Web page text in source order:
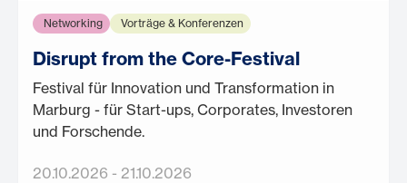
Networking Vorträge & Konferenzen
Disrupt from the Core-Festival
Festival für Innovation und Transformation in
Marburg - für Start-ups, Corporates, Investoren
und Forschende.
20.10.2026 - 21.10.2026